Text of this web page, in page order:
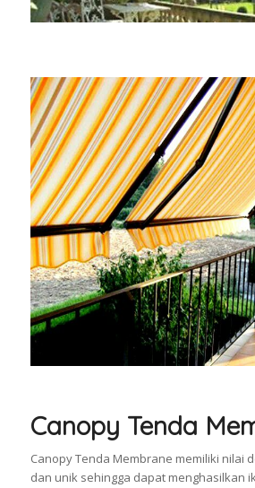
Canopy Tenda
Canopy Tenda Membrane memiliki nilai
dan unik sehingga dapat menghasilkan